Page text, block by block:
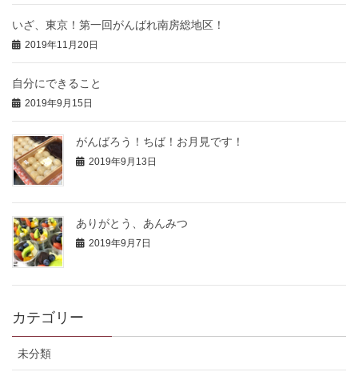
いざ、東京！第一回がんばれ南房総地区！
2019年11月20日
自分にできること
2019年9月15日
がんばろう！ちば！お月見です！
2019年9月13日
ありがとう、あんみつ
2019年9月7日
カテゴリー
未分類